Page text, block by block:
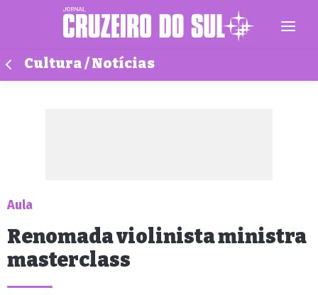
Cultura / Notícias
Aula
Renomada violinista ministra
masterclass